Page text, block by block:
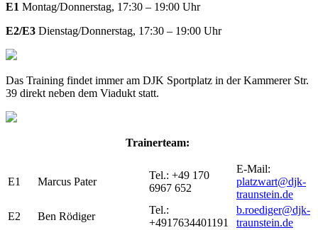
E1 Montag/Donnerstag, 17:30 – 19:00 Uhr
E2/E3 Dienstag/Donnerstag, 17:30 – 19:00 Uhr
Das Training findet immer am DJK Sportplatz in der Kammerer Str.
39 direkt neben dem Viadukt statt.
Trainerteam:
E1 Marcus Pater
Tel.: +49 170
6967 652
E-Mail:
platzwart@djk-
traunstein.de
E2
Ben Rödiger
Tel.:
+4917634401191
b.roediger@djk-
traunstein.de